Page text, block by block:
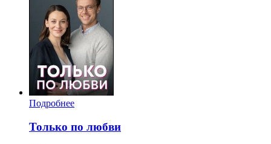
Подробнее
Только по любви